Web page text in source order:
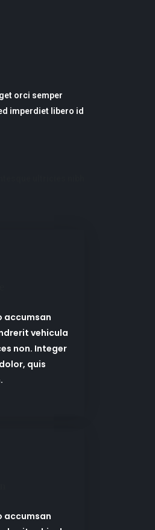
orci semper
imperdiet libero id
accumsan
vehicula
non. Integer
quis
accumsan